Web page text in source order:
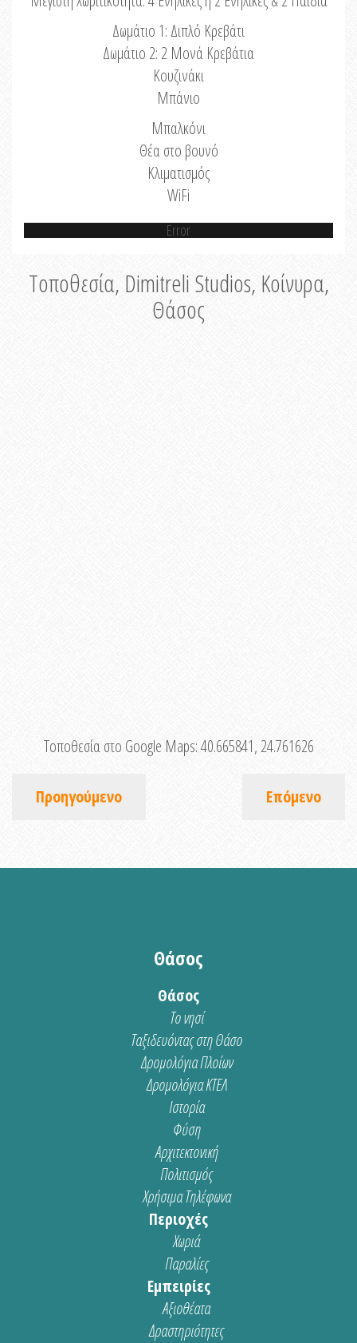
Δωμάτιο 1: Διπλό Κρεβάτι
Δωμάτιο 2: 2 Μονά Κρεβάτια
Κουζινάκι
Μπάνιο
Μπαλκόνι
Θέα στο βουνό
Κλιματισμός
WiFi
Error
Τοποθεσία, Dimitreli Studios, Κοίνυρα,
Θάσος
Τοποθεσία στο Google Maps:40.665841, 24.761626
Προηγούμενο Επόμενο
Θάσος
Θάσος
Το νησί
Ταξιδευόντας στη Θάσο
Δρομολόγια Πλοίων
Δρομολόγια ΚΤΕΛ
Ιστορία
Φύση
Αρχιτεκτονική
Πολιτισμός
Χρήσιμα Τηλέφωνα
Περιοχές
Χωριά
Παραλίες
Εμπειρίες
Αξιοθέατα
Δραστηριότητες